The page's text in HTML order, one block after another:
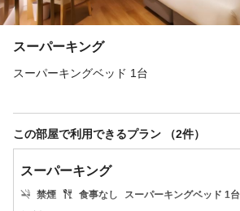
スーパーキング
スーパーキングベッド 1台
この部屋で利用できるプラン （2件）
スーパーキング
禁煙 食事なし スーパーキングベッド 1台